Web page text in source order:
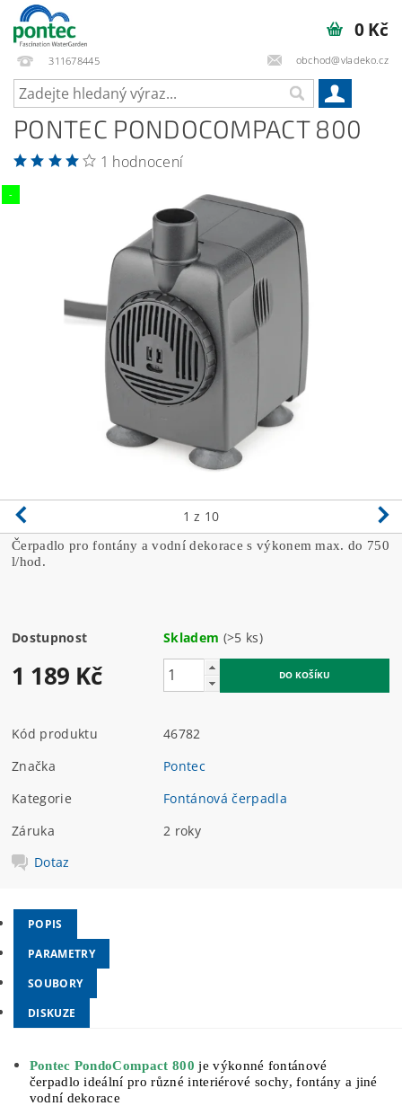
311678445 obchod@vladeko.cz
0 Kč
PONTEC PONDOCOMPACT 800
1 hodnocení
-
1 z 10
Čerpadlo pro fontány a vodní dekorace s výkonem max. do 750
l/hod.
Dostupnost Skladem (>5 ks)
1 189 Kč
Kód produktu
46782
Značka
Pontec
Kategorie
Fontánová čerpadla
Záruka
2 roky
Dotaz
POPIS
PARAMETRY
SOUBORY
DISKUZE
Pontec PondoCompact 800 je výkonné fontánové
čerpadlo ideální pro různé interiérové sochy, fontány a jiné
vodní dekorace